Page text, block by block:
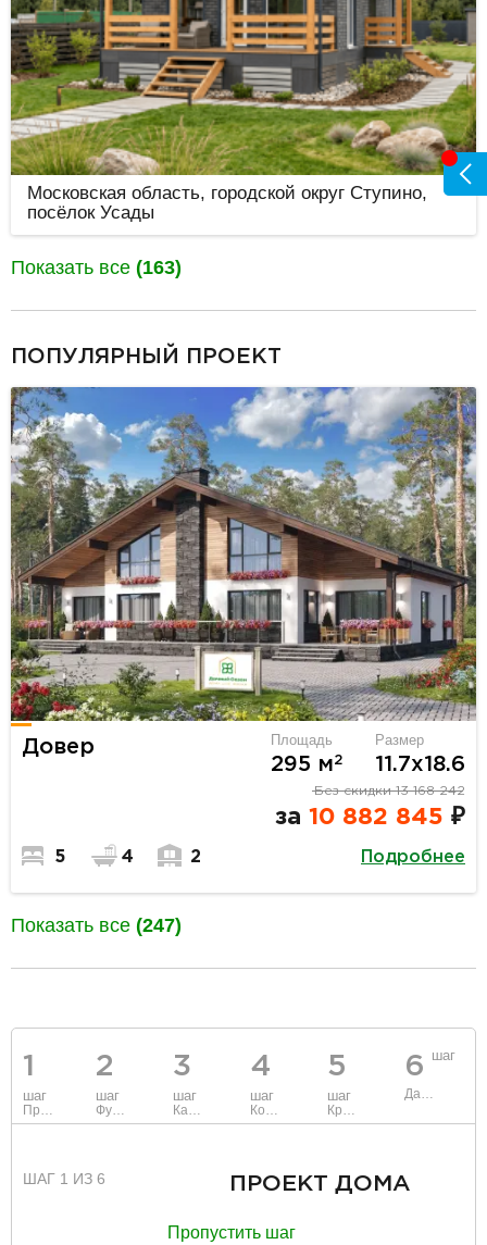
Московская область, городской округ Ступино,
посёлок Усады
Показать все (163)
ПОПУЛЯРНЫЙ ПРОЕКТ
Довер Площадь
295 м2
Размер
11.7х18.6
Без скидки13 168 242
за 10 882 845 ₽
5 4 2 Подробнее
Показать все (247)
1
шаг
Проект
2
шаг
Фундамент
3
шаг
Каркас и стены
4
шаг
Коммуникации
5
шаг
Крыша
6 шаг
Данные
ШАГ 1 ИЗ 6 ПРОЕКТ ДОМА
Пропустить шаг